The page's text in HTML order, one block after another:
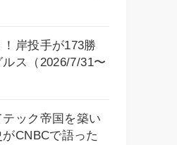
岸投手が173勝
ス（2026/7/31〜
ック帝国を築い
CNBCで語った